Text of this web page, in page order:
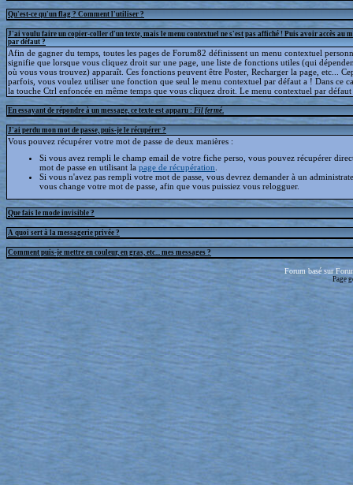
Qu'est-ce qu'un flag ? Comment l'utiliser ?
J'ai voulu faire un copier-coller d'un texte, mais le menu contextuel ne s'est pas affiché ! Puis avoir accès au
par défaut ?
Afin de gagner du temps, toutes les pages de Forum82 définissent un menu contextuel
signifie que lorsque vous cliquez droit sur une page, une liste de fonctions utiles (qui
où vous vous trouvez) apparaît. Ces fonctions peuvent être Poster, Recharger la page, etc...
parfois, vous voulez utiliser une fonction que seul le menu contextuel par défaut a ! Dans ce
la touche Ctrl enfoncée en même temps que vous cliquez droit. Le menu contextuel par
En essayant de répondre à un message, ce texte est apparu : Fil fermé
J'ai perdu mon mot de passe, puis-je le récupérer ?
Vous pouvez récupérer votre mot de passe de deux manières :
Si vous avez rempli le champ email de votre fiche perso, vous pouvez récupérer
mot de passe en utilisant la page de récupération
Si vous n'avez pas rempli votre mot de passe, vous devrez demander à un
vous change votre mot de passe, afin que vous puissiez vous relogguer.
Que fais le mode invisible ?
A quoi sert à la messagerie privée ?
Comment puis-je mettre en couleur, en gras, etc... mes messages ?
Forum basé sur
Page